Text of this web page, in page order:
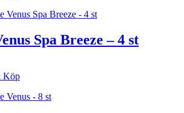
Spa Breeze – 4 st
Köp